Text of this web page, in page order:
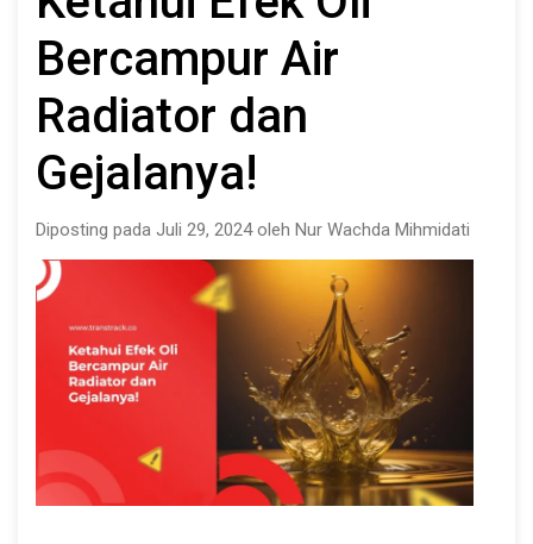
Bercampur Air
Radiator dan
Gejalanya!
Diposting pada Juli 29, 2024 oleh Nur Wachda Mihmidati